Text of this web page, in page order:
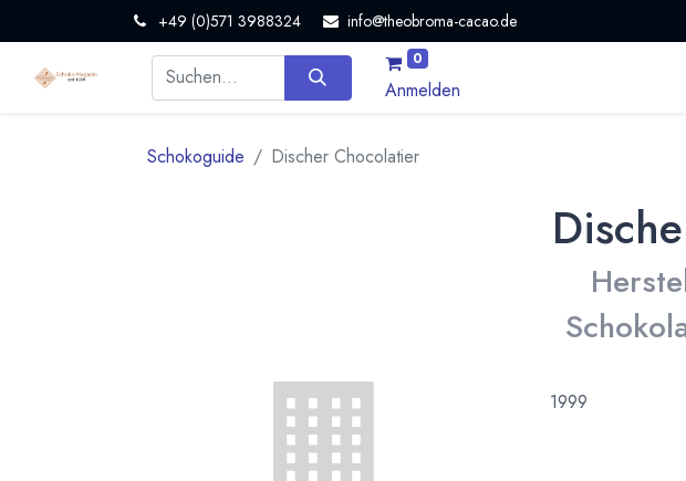
+49 (0)571 3988324 info@theobroma-cacao.de
0
Anmelden
Schokoguide Discher Chocolatier
1999